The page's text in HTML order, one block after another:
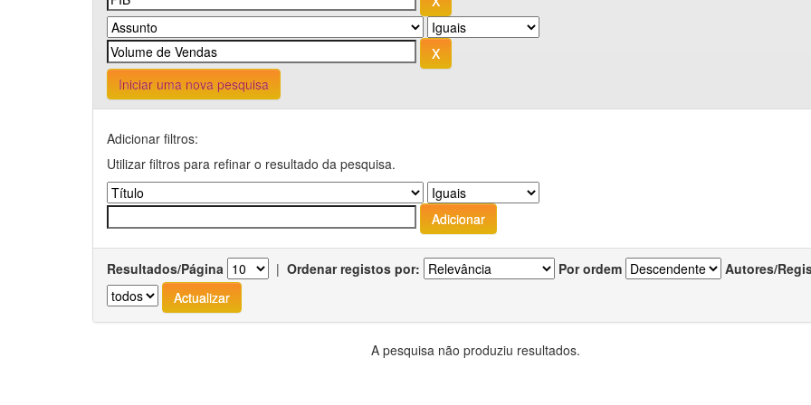
Iniciar uma nova pesquisa
Adicionar filtros:
Utilizar filtros para refinar o resultado da pesquisa.
Resultados/Página | Ordenar registos por: Por ordem Autores/
A pesquisa não produziu resultados.